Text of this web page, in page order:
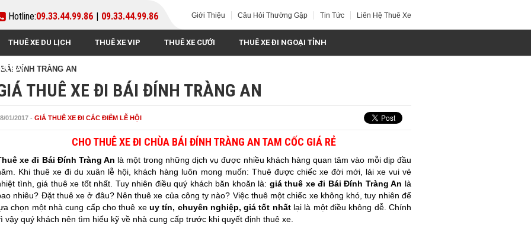
Hotline:09.33.44.99.86 | 09.33.44.99.86 Giới Thiệu Câu Hỏi Thường Gặp Tin Tức Liên Hệ Thuê Xe
THUÊ XE DU LỊCH THUÊ XE VIP THUÊ XE CƯỚI THUÊ XE ĐI NGOẠI TỈNH
BAY
ĐÍNH TRÀNG AN
THUÊ XE ĐI BÁI ĐÍNH TRÀNG AN
01/2017 - GIÁ THUÊ XE ĐI CÁC ĐIỂM LỄ HỘI
CHO THUÊ XE ĐI CHÙA BÁI ĐÍNH TRÀNG AN TAM CỐC GIÁ RẺ
xe đi Bái Đính Tràng An là một trong những dịch vụ được nhiều khách hàng quan tâm vào mỗi dịp đầu
Khi thuê xe đi du xuân lễ hội, khách hàng luôn mong muốn: Thuê được chiếc xe đời mới, lái xe vui vẻ
tình, giá thuê xe tốt nhất. Tuy nhiên điều quý khách băn khoăn là: giá thuê xe đi Bái Đính Tràng An là
nhiêu? Đặt thuê xe ở đâu? Nên thuê xe của công ty nào? Việc thuê một chiếc xe không khó, tuy nhiên để
chọn một nhà cung cấp cho thuê xe uy tín, chuyên nghiệp, giá tốt nhấtlại là một điều không dễ. Chính
vậy quý khách nên tìm hiểu kỹ về nhà cung cấp trước khi quyết định thuê xe.